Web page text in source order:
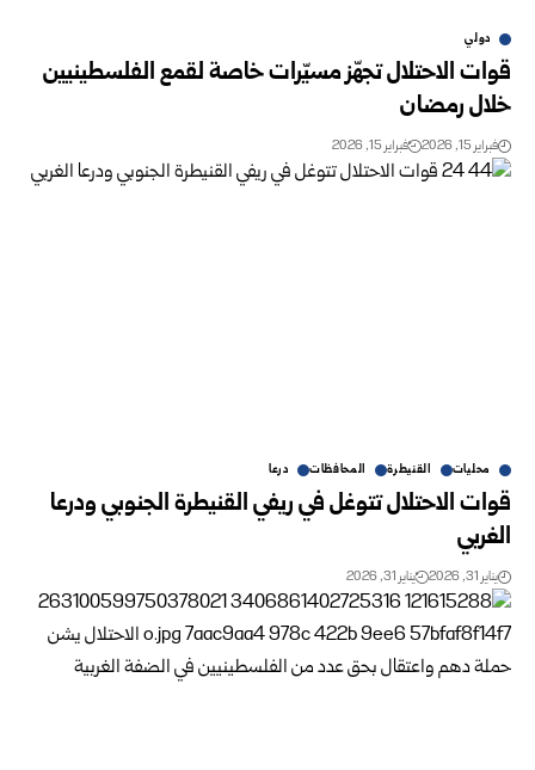
دولي
قوات الاحتلال تجهّز مسيّرات خاصة لقمع الفلسطينيين
خلال رمضان
فبراير 15, 2026 فبراير 15, 2026
محليات القنيطرة المحافظات درعا
قوات الاحتلال تتوغل في ريفي القنيطرة الجنوبي ودرعا
الغربي
يناير 31, 2026 يناير 31, 2026